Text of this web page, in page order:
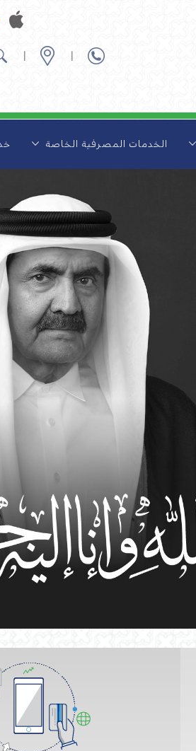
الخدمات المصرفية الخاصة